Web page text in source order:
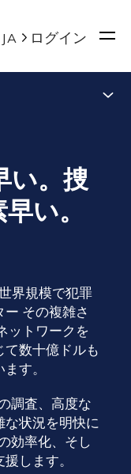
JA ログイン
い。捜
い。
界規模で犯罪
その複雑さ
ットワークを
数十億ドルも
す。
調査、高度な
状況を明快に
効率化、そし
します。